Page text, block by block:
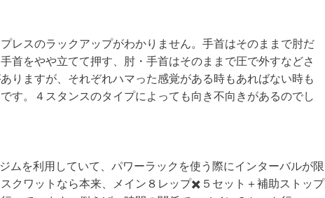
レスのラックアップがわかりません。手首はそのままで肘だ
首をやや立てて押す、肘・手首はそのままで圧で外すなどさ
りますが、それぞれハマった感覚がある時もあればない時も
す。４スタンスのタイプによっても向き不向きがあるのでし
ムを利用していて、パワーラックを使う際にインターバルが限
クワットなら本来、メイン８レップ✖️５セット＋補助ストップ